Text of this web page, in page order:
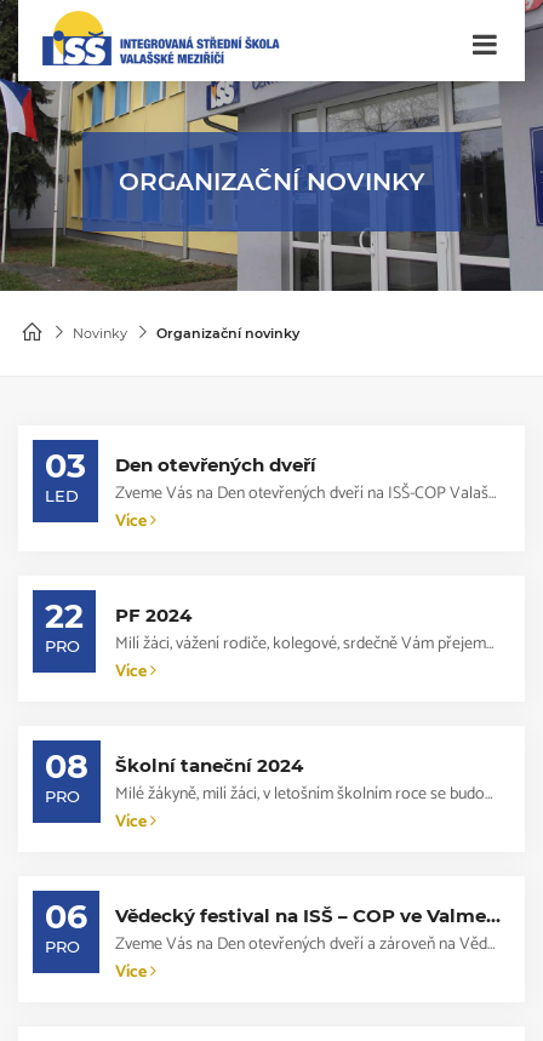
ORGANIZAČNÍ NOVINKY
Novinky Organizační novinky
03
LED
Den otevřených dveří
Zveme Vás na Den otevřených dveří na ISŠ-COP Valašské Meziříčí ve středu 10. 1. ...
Více
22
PRO
PF 2024
Milí žáci, vážení rodiče, kolegové, srdečně Vám přejeme krásné Vánoce a do roku ...
Více
08
PRO
Školní taneční 2024
Milé žákyně, milí žáci, v letošním školním roce se budou konat další školní tane...
Více
06
PRO
Vědecký festival na ISŠ – COP ve Valmezu a Den otevřených dveří
Zveme Vás na Den otevřených dveří a zároveň na Vědecký festival na ISŠ-COP VM, k...
Více